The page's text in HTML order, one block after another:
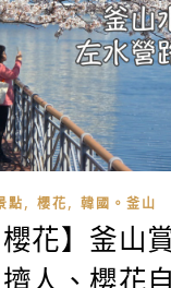
點, 櫻花, 韓國。釜山
櫻花】釜山
人、櫻花